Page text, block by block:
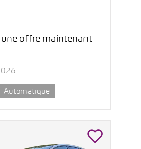
une offre maintenant
Automatique